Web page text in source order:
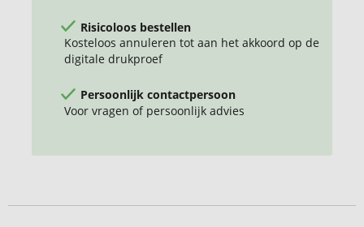
Risicoloos bestellen
Kosteloos annuleren tot aan het akkoord op de
digitale drukproef
Persoonlijk contactpersoon
Voor vragen of persoonlijk advies